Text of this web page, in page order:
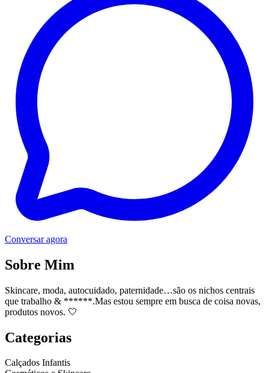
Conversar agora
Sobre Mim
Skincare, moda, autocuidado, paternidade…são os nichos centrais
que trabalho & ******.Mas estou sempre em busca de coisa novas,
produtos novos. 🤍
Categorias
Calçados Infantis